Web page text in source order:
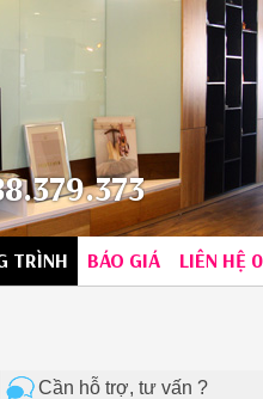
TRÌNH BÁO GIÁ LIÊN HỆ
Cần hỗ trợ, tư vấn ?